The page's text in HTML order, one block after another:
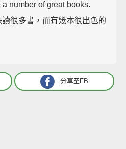
a number of great books.
很多書，而有幾本很出色的
分享至FB